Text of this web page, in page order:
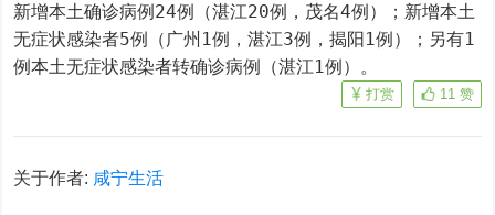
新增本土确诊病例24例（湛江20例，茂名4例）；新增本土
无症状感染者5例（广州1例，湛江3例，揭阳1例）；另有1
例本土无症状感染者转确诊病例（湛江1例）。
11 赞
打赏
关于作者: 咸宁生活